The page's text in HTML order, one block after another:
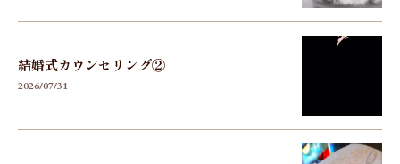
結婚式カウンセリング②
2026/07/31